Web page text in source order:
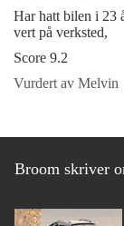
Har hatt bilen i 23
vert på verksted,
Score 9.2
Vurdert av Melvin
Broom skriver